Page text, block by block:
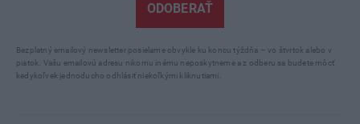
ODOBERAŤ
Bezplatný emailový newsletter posielame obvykle ku koncu týždňa – vo štvrtok alebo v
piatok. Vašu emailovú adresu nikomu inému neposkytneme a z odberu sa budete môcť
kedykoľvek jednoducho odhlásiť niekoľkými kliknutiami.